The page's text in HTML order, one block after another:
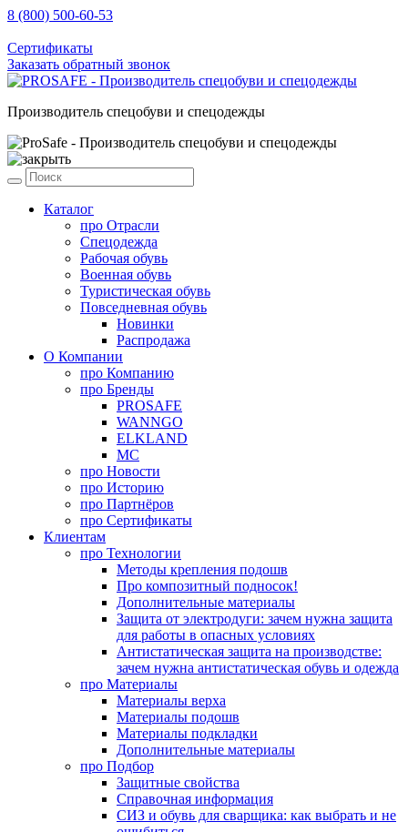
8 (800) 500-60-53
Сертификаты
Заказать обратный звонок
Производитель спецобуви и спецодежды
Каталог
про Отрасли
Спецодежда
Рабочая обувь
Военная обувь
Туристическая обувь
Повседневная обувь
Новинки
Распродажа
О Компании
про Компанию
про Бренды
PROSAFE
WANNGO
ELKLAND
MC
про Новости
про Историю
про Партнёров
про Сертификаты
Клиентам
про Технологии
Методы крепления подошв
Про композитный подносок!
Дополнительные материалы
Защита от электродуги: зачем нужна защита
для работы в опасных условиях
Антистатическая защита на производстве:
зачем нужна антистатическая обувь и одежда
про Материалы
Материалы верха
Материалы подошв
Материалы подкладки
Дополнительные материалы
про Подбор
Защитные свойства
Справочная информация
СИЗ и обувь для сварщика: как выбрать и не